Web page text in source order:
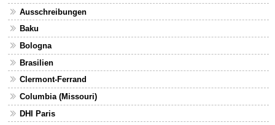
Ausschreibungen
Baku
Bologna
Brasilien
Clermont-Ferrand
Columbia (Missouri)
DHI Paris